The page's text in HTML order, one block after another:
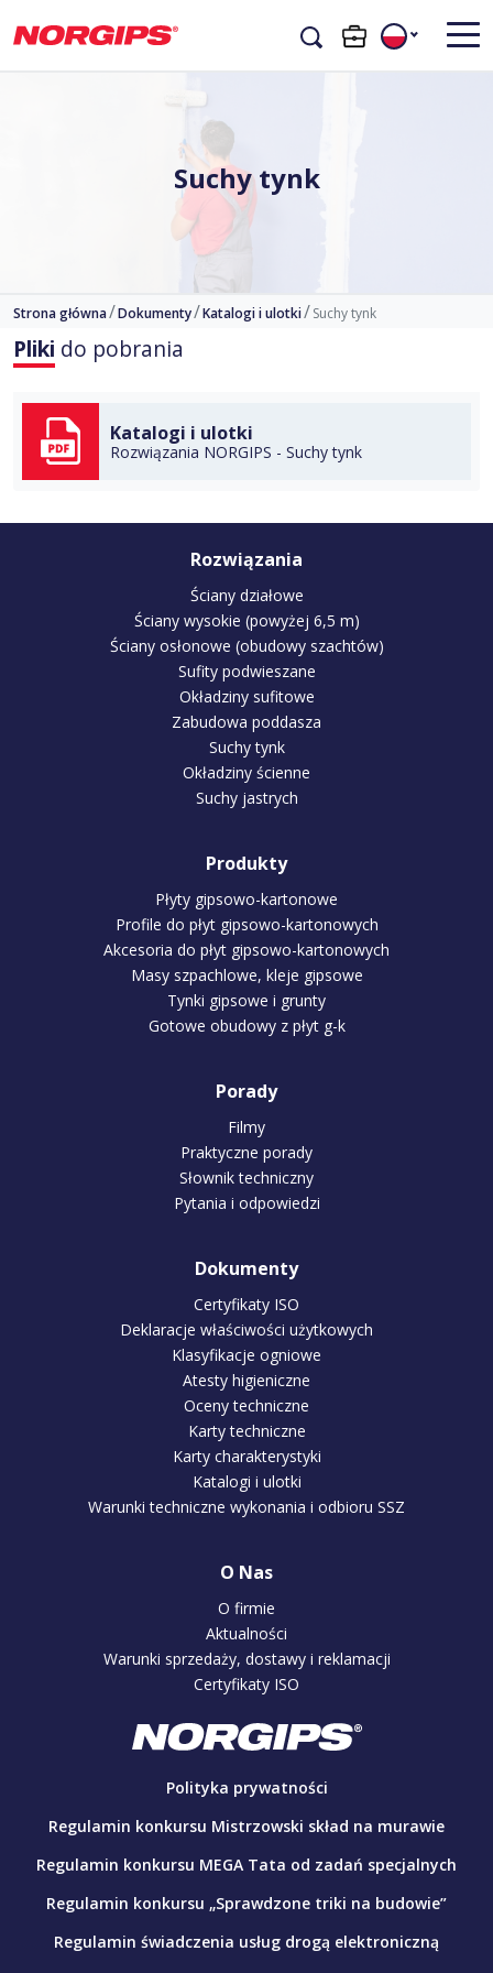
Suchy tynk
Strona główna Dokumenty Katalogi i ulotki Suchy tynk
Pliki do pobrania
POBIERZ
Katalogi i ulotki
Rozwiązania NORGIPS - Suchy tynk
Rozwiązania
Ściany działowe
Ściany wysokie (powyżej 6,5 m)
Ściany osłonowe (obudowy szachtów)
Sufity podwieszane
Okładziny sufitowe
Zabudowa poddasza
Suchy tynk
Okładziny ścienne
Suchy jastrych
Produkty
Płyty gipsowo-kartonowe
Profile do płyt gipsowo-kartonowych
Akcesoria do płyt gipsowo-kartonowych
Masy szpachlowe, kleje gipsowe
Tynki gipsowe i grunty
Gotowe obudowy z płyt g-k
Porady
Filmy
Praktyczne porady
Słownik techniczny
Pytania i odpowiedzi
Dokumenty
Certyfikaty ISO
Deklaracje właściwości użytkowych
Klasyfikacje ogniowe
Atesty higieniczne
Oceny techniczne
Karty techniczne
Karty charakterystyki
Katalogi i ulotki
Warunki techniczne wykonania i odbioru SSZ
O Nas
O firmie
Aktualności
Warunki sprzedaży, dostawy i reklamacji
Certyfikaty ISO
Polityka prywatności
Regulamin konkursu Mistrzowski skład na murawie
Regulamin konkursu MEGA Tata od zadań specjalnych
Regulamin konkursu „Sprawdzone triki na budowie”
Regulamin świadczenia usług drogą elektroniczną